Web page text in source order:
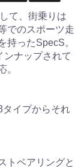
て、街乗りは
でのスポーツ走
持ったSpecS。
ンナップされて
。
タイプからそれ
トベアリングと